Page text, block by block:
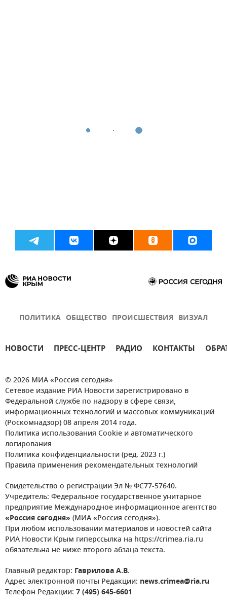
ПОЛИТИКА ОБЩЕСТВО ПРОИСШЕСТВИЯ ВИЗУАЛ
НОВОСТИ ПРЕСС-ЦЕНТР РАДИО КОНТАКТЫ
© 2026 МИА «Россия сегодня»
Сетевое издание РИА Новости зарегистрировано в
Федеральной службе по надзору в сфере связи,
информационных технологий и массовых коммуникаций
(Роскомнадзор) 08 апреля 2014 года.
Политика использования Cookie и автоматического
логирования
Политика конфиденциальности (ред. 2023 г.)
Правила применения рекомендательных технологий
Свидетельство о регистрации Эл № ФС77-57640.
Учредитель: Федеральное государственное унитарное
предприятие Международное информационное агентство
«Россия сегодня» (МИА «Россия сегодня»).
При любом использовании материалов и новостей сайта
РИА Новости Крым гиперссылка на https://crimea.ria.ru
обязательна не ниже второго абзаца текста.
Главный редактор: Гаврилова А.В.
Адрес электронной почты Редакции: news.crimea@ria.ru
Телефон Редакции: 7 (495) 645-6601